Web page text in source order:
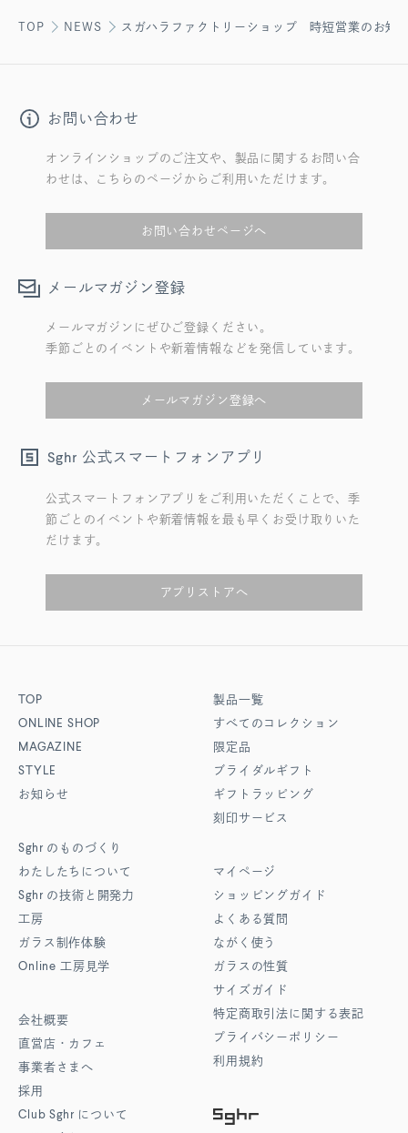
TOP NEWS スガハラファクトリーショップ 時短営業のお知
お問い合わせ
オンラインショップのご注文や、製品に関するお問い合
わせは、こちらのページからご利用いただけます。
お問い合わせページへ
メールマガジン登録
メールマガジンにぜひご登録ください。
季節ごとのイベントや新着情報などを発信しています。
メールマガジン登録へ
Sghr 公式スマートフォンアプリ
公式スマートフォンアプリをご利用いただくことで、季
節ごとのイベントや新着情報を最も早くお受け取りいた
だけます。
アプリストアへ
TOP
ONLINE SHOP
MAGAZINE
STYLE
お知らせ
Sghr のものづくり
わたしたちについて
Sghr の技術と開発力
工房
ガラス制作体験
Online 工房見学
会社概要
直営店・カフェ
事業者さまへ
採用
Club Sghr について
製品一覧
すべてのコレクション
限定品
ブライダルギフト
ギフトラッピング
刻印サービス
マイページ
ショッピングガイド
よくある質問
ながく使う
ガラスの性質
サイズガイド
特定商取引法に関する表記
プライバシーポリシー
利用規約